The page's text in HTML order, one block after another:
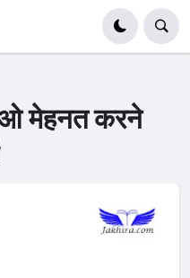
ओ मेहनत करने